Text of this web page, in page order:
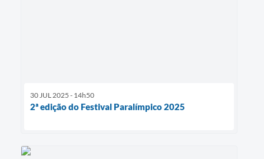
30 JUL 2025 - 14h50
2ª edição do Festival Paralímpico 2025